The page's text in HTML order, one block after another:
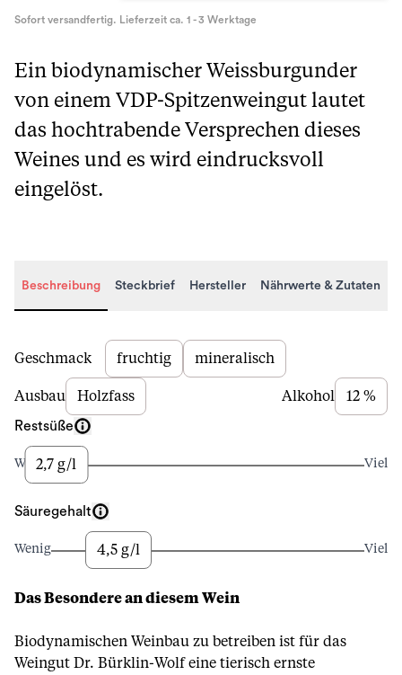
Sofort versandfertig. Lieferzeit ca. 1 - 3 Werktage
Ein biodynamischer Weissburgunder
von einem VDP-Spitzenweingut lautet
das hochtrabende Versprechen dieses
Weines und es wird eindrucksvoll
eingelöst.
Beschreibung Steckbrief Hersteller Nährwerte & Zutaten
Beschreibung
Geschmack fruchtig mineralisch
Ausbau Holzfass Alkohol 12 %
Restsüße
Wenig2,7 g/l Viel
Säuregehalt
Wenig 4,5 g/l Viel
Das Besondere an diesem Wein
Biodynamischen Weinbau zu betreiben ist für das
Weingut Dr. Bürklin-Wolf eine tierisch ernste